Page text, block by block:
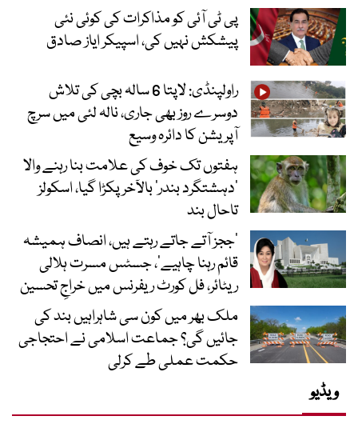
پی ٹی آئی کو مذاکرات کی کوئی نئی
پیشکش نہیں کی، اسپیکر ایاز صادق
راولپنڈی: لاپتا 6 سالہ بچی کی تلاش
دوسرے روز بھی جاری، نالہ لئی میں سرچ
آپریشن کا دائرہ وسیع
ہفتوں تک خوف کی علامت بنا رہنے والا
‘دہشتگرد بندر’ بالآخر پکڑا گیا، اسکولز
تاحال بند
’ججز آتے جاتے رہتے ہیں، انصاف ہمیشہ
قائم رہنا چاہیے‘، جسٹس مسرت ہلالی
ریٹائر، فل کورٹ ریفرنس میں خراجِ تحسین
ملک بھر میں کون سی شاہراہیں بند کی
جائیں گی؟ جماعت اسلامی نے احتجاجی
حکمت عملی طے کرلی
ویڈیو